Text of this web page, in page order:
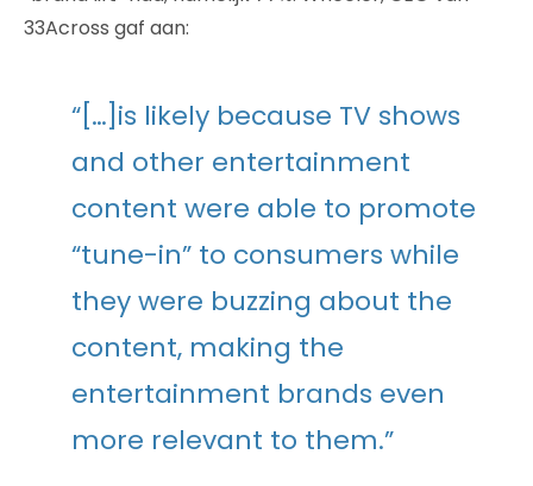
33Across gaf aan:
“[…]is likely because TV shows
and other entertainment
content were able to promote
“tune-in” to consumers while
they were buzzing about the
content, making the
entertainment brands even
more relevant to them.”